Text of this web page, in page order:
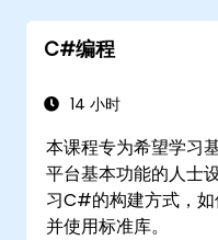
C#编程
14 小时
本课程专为希望学习
平台基本功能的人士
习C#的构建方式，如
并使用标准库。